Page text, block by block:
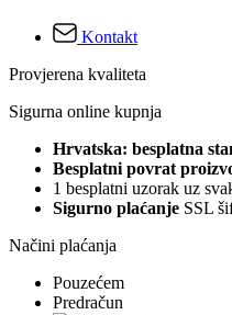
Kontakt
Provjerena kvaliteta
Sigurna online kupnja
Hrvatska: besplatna
Besplatni povrat
1 besplatni uzorak uz
Sigurno plaćanje SSL
Načini plaćanja
Pouzećem
Predračun